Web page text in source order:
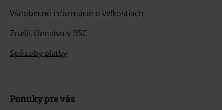
Všeobecné informácie o veľkostiach
Zrušiť členstvo v BSC
Spôsoby platby
Ponuky pre vás